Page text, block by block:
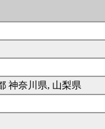
神奈川県, 山梨県